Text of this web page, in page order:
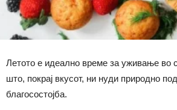
Летото е идеално време за уживање во
што, покрај вкусот, ни нуди природно
благосостојба.